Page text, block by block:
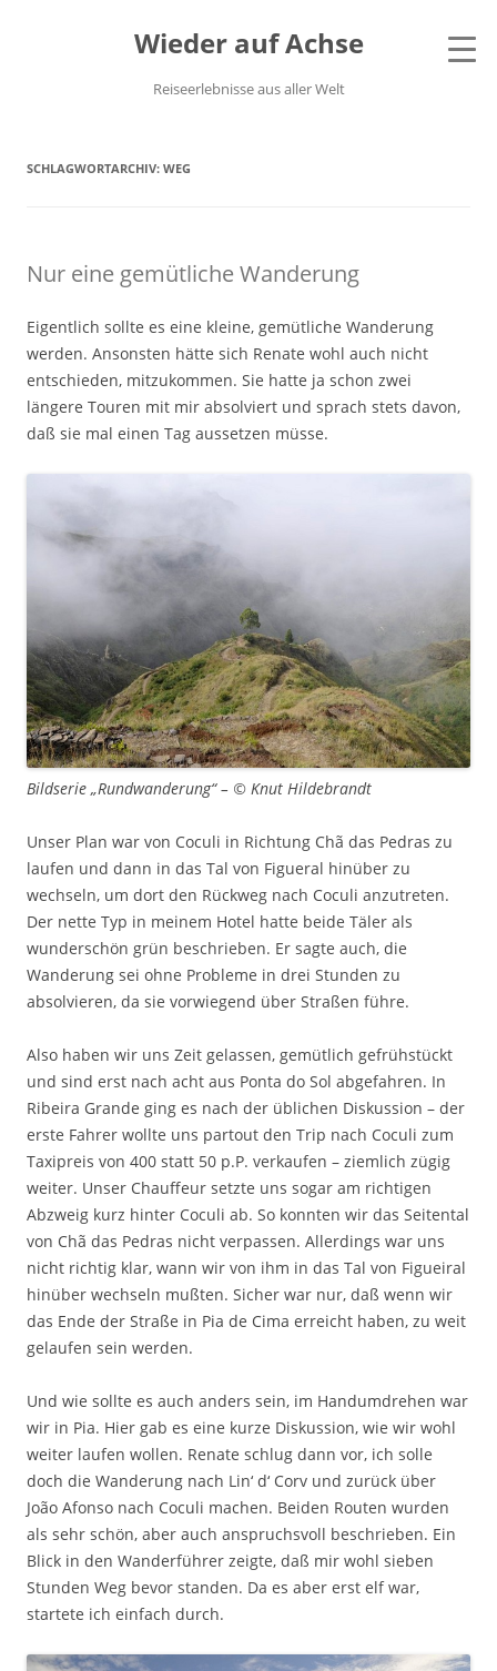
Wieder auf Achse
Reiseerlebnisse aus aller Welt
SCHLAGWORTARCHIV: WEG
Nur eine gemütliche Wanderung
Eigentlich sollte es eine kleine, gemütliche Wanderung
werden. Ansonsten hätte sich Renate wohl auch nicht
entschieden, mitzukommen. Sie hatte ja schon zwei
längere Touren mit mir absolviert und sprach stets davon,
daß sie mal einen Tag aussetzen müsse.
Bildserie „Rundwanderung“ – © Knut Hildebrandt
Unser Plan war von Coculi in Richtung Chã das Pedras zu
laufen und dann in das Tal von Figueral hinüber zu
wechseln, um dort den Rückweg nach Coculi anzutreten.
Der nette Typ in meinem Hotel hatte beide Täler als
wunderschön grün beschrieben. Er sagte auch, die
Wanderung sei ohne Probleme in drei Stunden zu
absolvieren, da sie vorwiegend über Straßen führe.
Also haben wir uns Zeit gelassen, gemütlich gefrühstückt
und sind erst nach acht aus Ponta do Sol abgefahren. In
Ribeira Grande ging es nach der üblichen Diskussion – der
erste Fahrer wollte uns partout den Trip nach Coculi zum
Taxipreis von 400 statt 50 p.P. verkaufen – ziemlich zügig
weiter. Unser Chauffeur setzte uns sogar am richtigen
Abzweig kurz hinter Coculi ab. So konnten wir das Seitental
von Chã das Pedras nicht verpassen. Allerdings war uns
nicht richtig klar, wann wir von ihm in das Tal von Figueiral
hinüber wechseln mußten. Sicher war nur, daß wenn wir
das Ende der Straße in Pia de Cima erreicht haben, zu weit
gelaufen sein werden.
Und wie sollte es auch anders sein, im Handumdrehen war
wir in Pia. Hier gab es eine kurze Diskussion, wie wir wohl
weiter laufen wollen. Renate schlug dann vor, ich solle
doch die Wanderung nach Lin‘ d‘ Corv und zurück über
João Afonso nach Coculi machen. Beiden Routen wurden
als sehr schön, aber auch anspruchsvoll beschrieben. Ein
Blick in den Wanderführer zeigte, daß mir wohl sieben
Stunden Weg bevor standen. Da es aber erst elf war,
startete ich einfach durch.